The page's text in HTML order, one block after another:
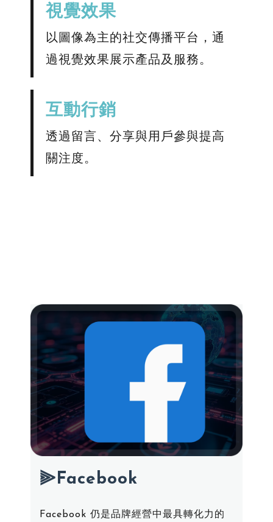
視覺效果
以圖像為主的社交傳播平台，通
過視覺效果展示產品及服務。
​互動行銷
透過留言、分享與用戶參與提高
關注度。
⫸Facebook
Facebook 仍是品牌經營中最具轉化力的